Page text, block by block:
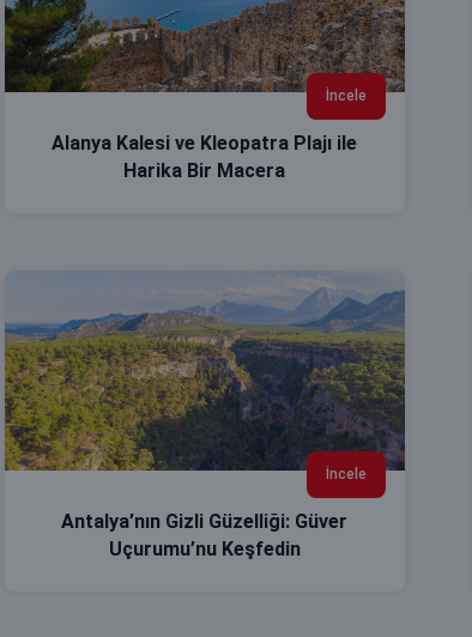
İncele
Alanya Kalesi ve Kleopatra Plajı ile
Harika Bir Macera
İncele
Antalya’nın Gizli Güzelliği: Güver
Uçurumu’nu Keşfedin